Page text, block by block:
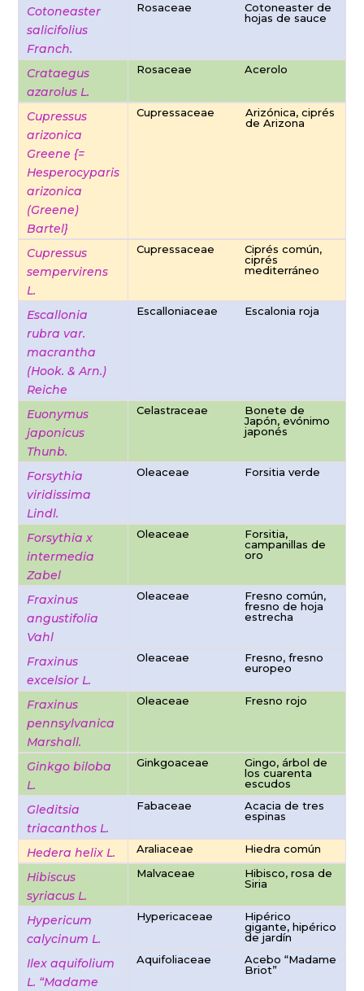
Cotoneaster
salicifolius
Franch.
Rosaceae
Cotoneaster de
hojas de sauce
Crataegus
azarolus L.
Rosaceae Acerolo
Cupressus
arizonica
Greene {=
Hesperocyparis
arizonica
(Greene)
Bartel}
Cupressaceae
Arizónica, ciprés
de Arizona
Cupressus
sempervirens
L.
Cupressaceae
Ciprés común,
ciprés
mediterráneo
Escallonia
rubra var.
macrantha
(Hook. & Arn.)
Reiche
Escalloniaceae Escalonia roja
Euonymus
japonicus
Thunb.
Celastraceae
Bonete de
Japón, evónimo
japonés
Forsythia
viridissima
Lindl.
Oleaceae Forsitia verde
Forsythia x
intermedia
Zabel
Oleaceae
Forsitia,
campanillas de
oro
Fraxinus
angustifolia
Vahl
Oleaceae
Fresno común,
fresno de hoja
estrecha
Fraxinus
excelsior L.
Oleaceae
Fresno, fresno
europeo
Fraxinus
pennsylvanica
Marshall.
Oleaceae Fresno rojo
Ginkgo biloba
L.
Ginkgoaceae
Gingo, árbol de
los cuarenta
escudos
Gleditsia
triacanthos L.
Fabaceae
Acacia de tres
espinas
Hedera helix L. Araliaceae Hiedra común
Hibiscus
syriacus L.
Malvaceae
Hibisco, rosa de
Siria
Hypericum
calycinum L.
Hypericaceae
Hipérico
gigante, hipérico
de jardín
Ilex aquifolium
L. “Madame
Aquifoliaceae
Acebo “Madame
Briot”